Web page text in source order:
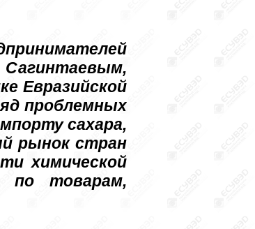
Сагинтаевым,
Евразийской
проблемных
сахара,
рынок стран
химической
по товарам,